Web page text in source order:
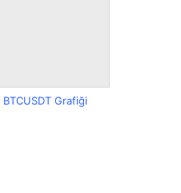
BTCUSDT Grafiği